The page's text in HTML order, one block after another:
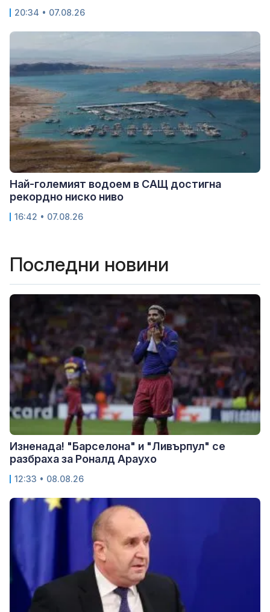
20:34 • 07.08.26
Най-големият водоем в САЩ достигна
рекордно ниско ниво
16:42 • 07.08.26
Последни новини
Изненада! "Барселона" и "Ливърпул" се
разбраха за Роналд Араухо
12:33 • 08.08.26